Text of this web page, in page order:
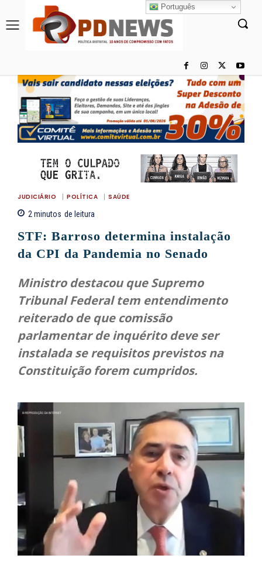
JUDICIÁRIO POLÍTICA SAÚDE
2minutos de leitura
STF: Barroso determina instalação
da CPI da Pandemia no Senado
Ministro destacou que Supremo
Tribunal Federal tem entendimento
reiterado de que comissão
parlamentar de inquérito deve ser
instalada se requisitos previstos na
Constituição forem cumpridos.
Português